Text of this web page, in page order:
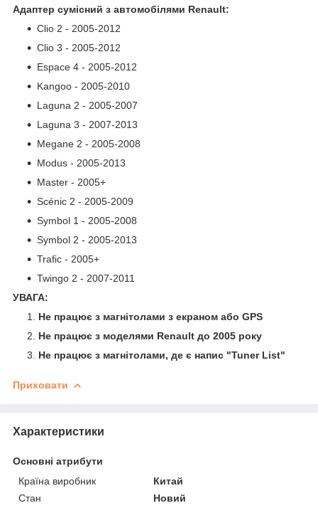
Адаптер сумісний з автомобілями Renault:
Clio 2 - 2005-2012
Clio 3 - 2005-2012
Espace 4 - 2005-2012
Kangoo - 2005-2010
Laguna 2 - 2005-2007
Laguna 3 - 2007-2013
Megane 2 - 2005-2008
Modus - 2005-2013
Master - 2005+
Scénic 2 - 2005-2009
Symbol 1 - 2005-2008
Symbol 2 - 2005-2013
Trafic - 2005+
Twingo 2 - 2007-2011
УВАГА:
Не працює з магнітолами з екраном або GPS
Не працює з моделями Renault до 2005 року
Не працює з магнітолами, де є напис "Tuner List"
Приховати
Характеристики
Основні атрибути
Країна виробник
Китай
Стан
Новий